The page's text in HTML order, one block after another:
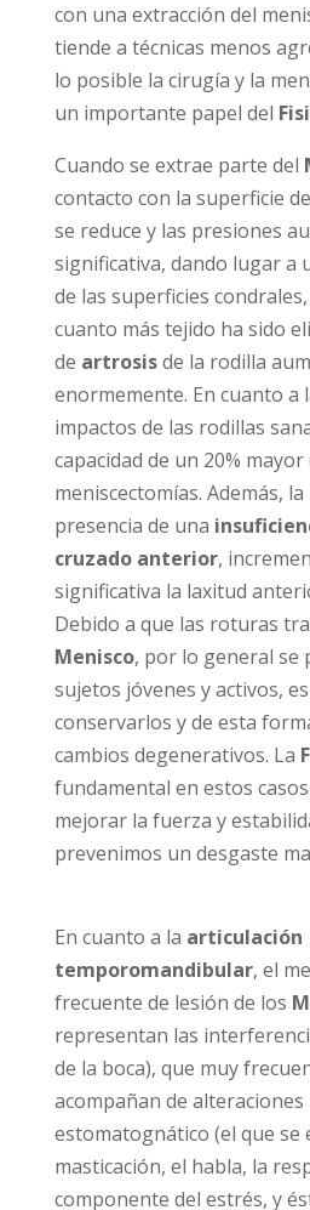
con una extracción del
tiende a técnicas menos
lo posible la cirugía y la
un importante papel del
Cuando se extrae parte del
contacto con la superficie
se reduce y las presiones
significativa, dando lugar a
de las superficies
cuanto más tejido ha sido
de artrosisde la rodilla
enormemente. En cuanto a
impactos de las rodillas
capacidad de un 20%
meniscectomías. Además,
presencia de una
cruzado anterior,
significativa la laxitud
Debido a que las roturas
Menisco, por lo general se
sujetos jóvenes y activos,
conservarlos y de esta
cambios degenerativos. La
fundamental en estos
mejorar la fuerza y
prevenimos un desgaste
En cuanto a la articulación
temporomandibular, el
frecuente de lesión de los
representan las
de la boca), que muy
acompañan de
estomatognático (el que se
masticación, el habla, la
componente del estrés, y